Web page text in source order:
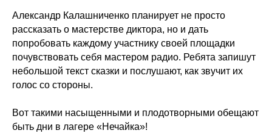
Александр Калашниченко планирует не просто
рассказать о мастерстве диктора, но и дать
попробовать каждому участнику своей площадки
почувствовать себя мастером радио. Ребята запишут
небольшой текст сказки и послушают, как звучит их
голос со стороны.
Вот такими насыщенными и плодотворными обещают
быть дни в лагере «Нечайка»!